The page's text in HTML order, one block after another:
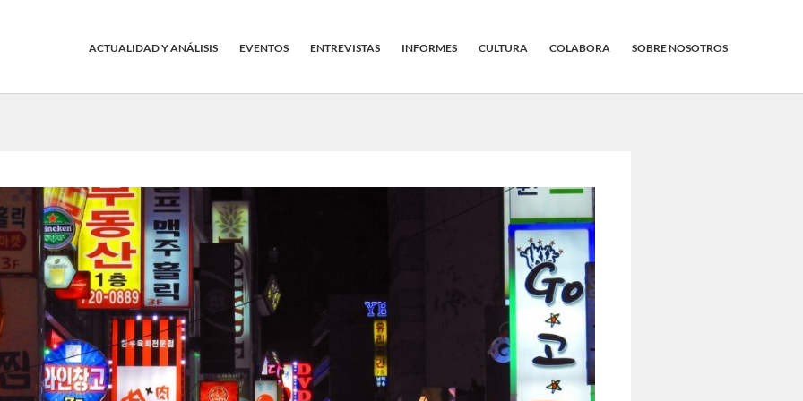
ACTUALIDAD Y ANÁLISIS EVENTOS ENTREVISTAS INFORMES CULTURA COLABORA SOBRE NOSOTROS